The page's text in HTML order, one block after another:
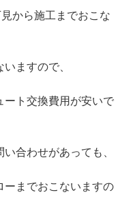
から施工までおこな
ますので、
ート交換費用が安いで
合わせがあっても、
ーまでおこないますの